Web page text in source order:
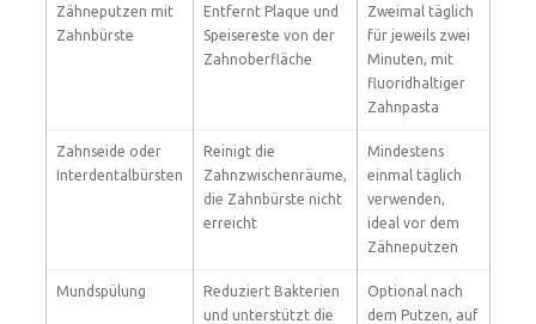
Zähneputzen mit
Zahnbürste
Entfernt Plaque und
Speisereste von der
Zahnoberfläche
Zweimal täglich
für jeweils zwei
Minuten, mit
fluoridhaltiger
Zahnpasta
Zahnseide oder
Interdentalbürsten
Reinigt die
Zahnzwischenräume,
die Zahnbürste nicht
erreicht
Mindestens
einmal täglich
verwenden,
ideal vor dem
Zähneputzen
Mundspülung
Reduziert Bakterien
und unterstützt die
Optional nach
dem Putzen, auf